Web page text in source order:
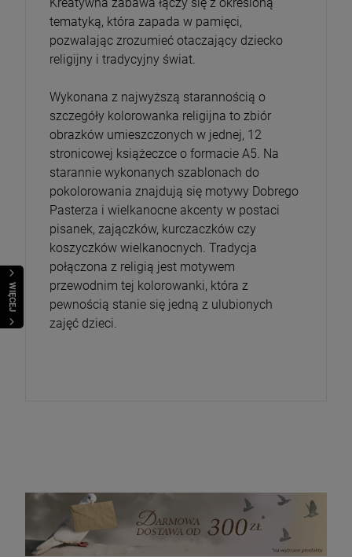
WIĘCEJ
tematyką, która zapada w pamięci,
pozwalając zrozumieć otaczający dziecko
religijny i tradycyjny świat.
Wykonana z najwyższą starannością o
szczegóły kolorowanka religijna to zbiór
obrazków umieszczonych w jednej, 12
stronicowej książeczce o formacie A5. Na
starannie wykonanych szablonach do
pokolorowania znajdują się motywy Dobrego
Pasterza i wielkanocne akcenty w postaci
pisanek, zajączków, kurczaczków czy
koszyczków wielkanocnych. Tradycja
połączona z religią jest motywem
przewodnim tej kolorowanki, która z
pewnością stanie się jedną z ulubionych
zajęć dzieci.